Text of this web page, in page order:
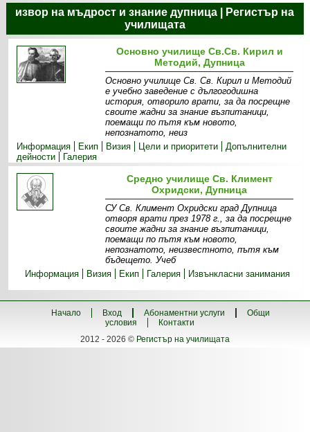
извор на мъдрост и знание дупница | Регистър на
училищата
Основно училище Св.Св. Кирил и
Методий, Дупница
Основно училище Св. Св. Кирил и Методий
е учебно заведение с дългогодишна
история, отворило врати, за да посрещне
своите жадни за знание възпитаници,
поемащи по пътя към новото,
непознатото, неиз
Информация
Екип Визия Цели и приоритети
Допълнителни
дейности
Галерия
Средно училище Св. Климент
Охридски, Дупница
СУ Св. Климент Охридски град Дупница
отворя врати през 1978 г., за да посрещне
своите жадни за знание възпитаници,
поемащи по пътя към новото,
непознатото, неизвестното, пътя към
бъдещето. Учеб
Информация
Визия Екип Галерия Извънкласни занимания
Начало Вход Абонаментни услуги
Общи
условия
Контакти
2012 - 2026 © Регистър на училищата